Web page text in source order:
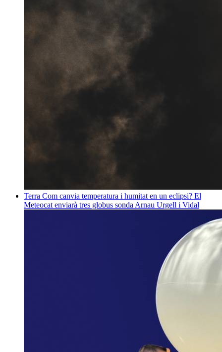
Terra Com canvia temperatura i humitat en un eclipsi? El
Meteocat enviarà tres globus sonda Arnau Urgell i Vidal